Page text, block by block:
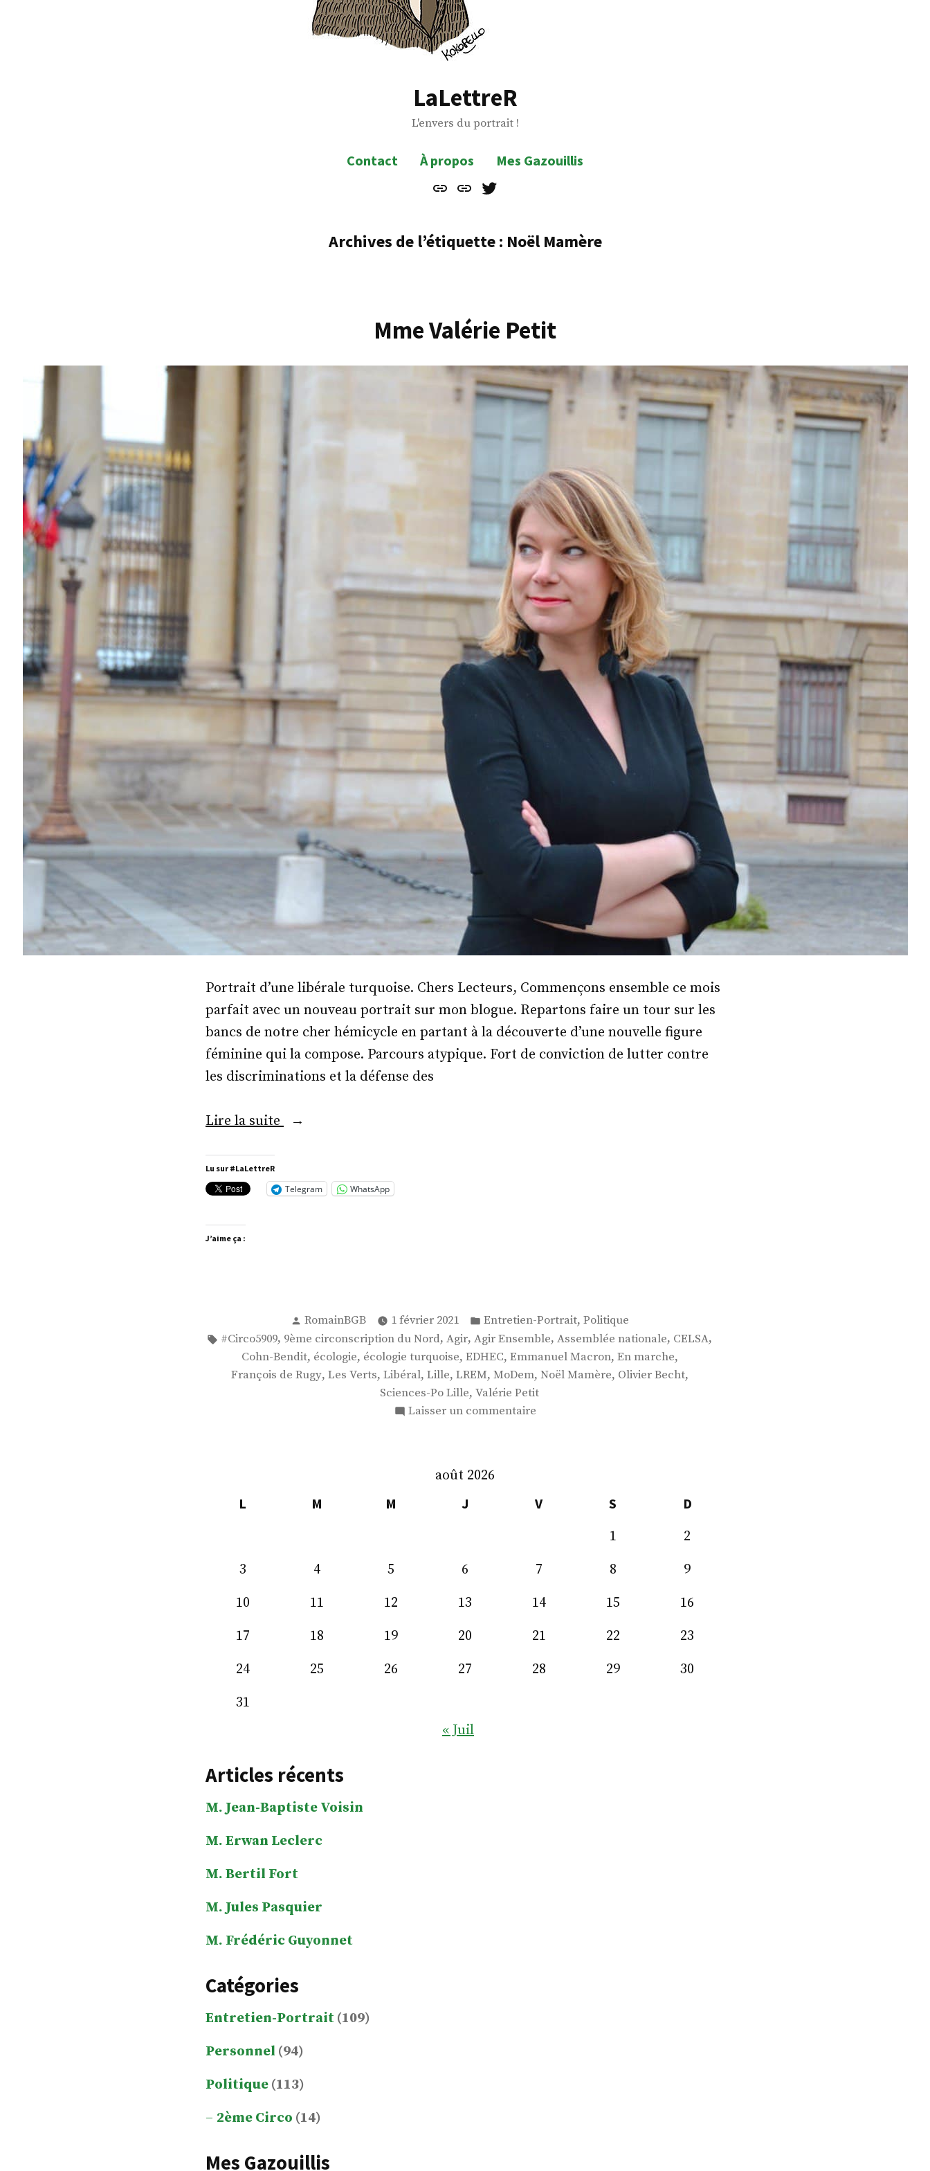
LaLettreR
L'envers du portrait !
Contact À propos
Mes Gazouillis
Contact
À
Mes
Archives de l’étiquette : Noël Mamère
Mme Valérie Petit
Portrait d’une libérale turquoise. Chers Lecteurs, Commençons ensemble ce mois
parfait avec un nouveau portrait sur mon blogue. Repartons faire un tour sur les
bancs de notre cher hémicycle en partant à la découverte d’une nouvelle figure
féminine qui la compose. Parcours atypique. Fort de conviction de lutter contre
les discriminations et la défense des
Lire la suite « Mme
Lu sur #LaLettreR
Telegram WhatsApp
J’aime ça :
Publié
par
RomainBGB 1 février 2021
Publié
dans
Entretien-Portrait, Politique
Étiquettes :
#Circo5909, 9ème circonscription du Nord, Agir, Agir Ensemble, Assemblée nationale, CELSA,
Cohn-Bendit, écologie, écologie turquoise, EDHEC, Emmanuel Macron, En marche,
François de Rugy, Les Verts, Libéral, Lille, LREM, MoDem, Noël Mamère, Olivier Becht,
Sciences-Po Lille, Valérie Petit
Laisser un commentairesur
août 2026
L
M M J V S
D
1
2
3
4 5 6 7 8
9
10
11 12 13 14 15
16
17
18 19 20 21 22
23
24
25 26 27 28 29
30
31
« Juil
Articles récents
M. Jean-Baptiste Voisin
M. Erwan Leclerc
M. Bertil Fort
M. Jules Pasquier
M. Frédéric Guyonnet
Catégories
Entretien-Portrait (109)
Personnel (94)
Politique (113)
2ème Circo (14)
Mes Gazouillis